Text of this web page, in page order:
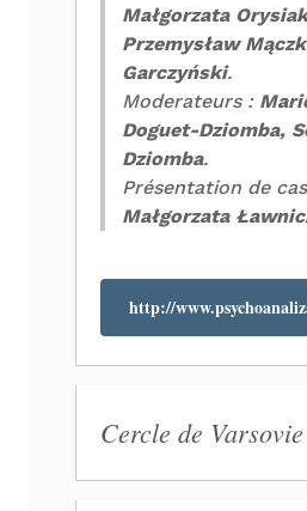
Małgorzata
Przemysław
Garczyński.
Moderateurs :
Doguet-Dziomba,
Dziomba.
Présentation de
Małgorzata
http://
Cercle de